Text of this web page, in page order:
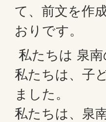
て、前文を作
おりです。
私たちは 泉南
私たちは、子
ました。
私たちは、泉